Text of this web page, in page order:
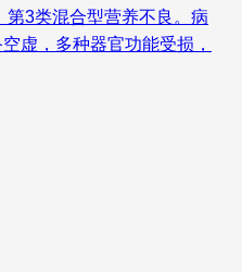
3类混合型营养不良。病
虚，多种器官功能受损，